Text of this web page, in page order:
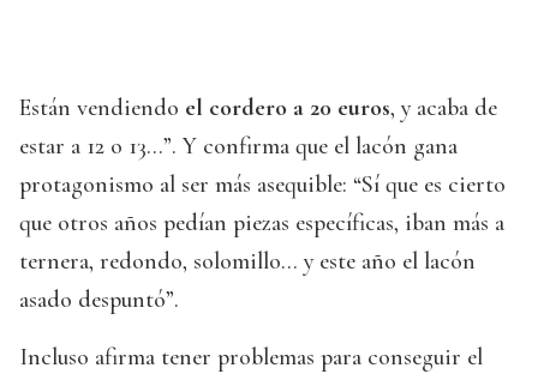
Están vendiendo el cordero a 20 euros, y acaba de
estar a 12 o 13…”. Y confirma que el lacón gana
protagonismo al ser más asequible: “Sí que es cierto
que otros años pedían piezas específicas, iban más a
ternera, redondo, solomillo… y este año el lacón
asado despuntó”.
Incluso afirma tener problemas para conseguir el